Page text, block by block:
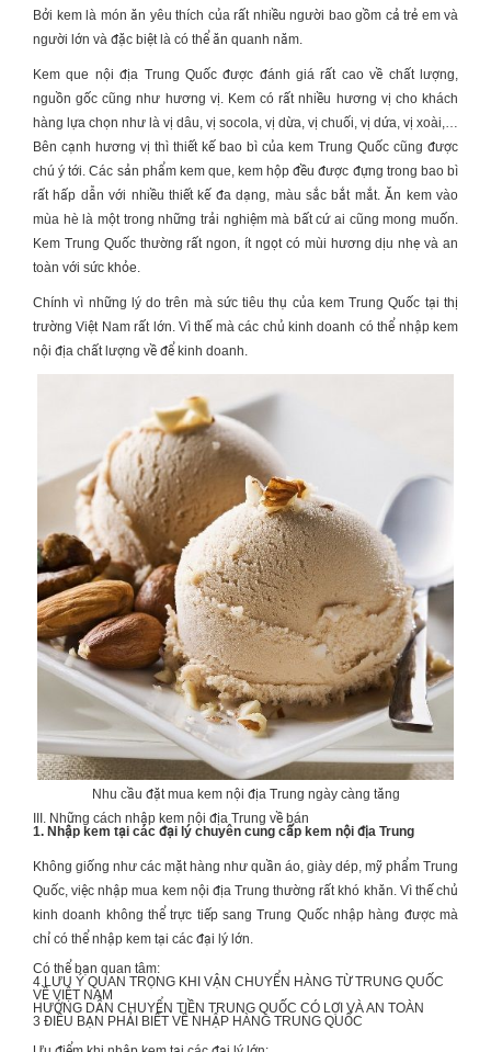
Bởi kem là món ăn yêu thích của rất nhiều người bao gồm cả trẻ em và
người lớn và đặc biệt là có thể ăn quanh năm.
Kem que nội địa Trung Quốcđược đánh giá rất cao về chất lượng,
nguồn gốc cũng như hương vị. Kem có rất nhiều hương vị cho khách
hàng lựa chọn như là vị dâu, vị socola, vị dừa, vị chuối, vị dứa, vị xoài,…
Bên cạnh hương vị thì thiết kế bao bì của kem Trung Quốc cũng được
chú ý tới. Các sản phẩm kem que, kem hộp đều được đựng trong bao bì
rất hấp dẫn với nhiều thiết kế đa dạng, màu sắc bắt mắt. Ăn kem vào
mùa hè là một trong những trải nghiệm mà bất cứ ai cũng mong muốn.
Kem Trung Quốc thường rất ngon, ít ngọt có mùi hương dịu nhẹ và an
toàn với sức khỏe.
Chính vì những lý do trên mà sức tiêu thụ của kem Trung Quốc tại thị
trường Việt Nam rất lớn. Vì thế mà các chủ kinh doanh có thể nhập kem
nội địa chất lượng về để kinh doanh.
Nhu cầu đặt mua kem nội địa Trung ngày càng tăng
III. Những cách nhập kem nội địa Trung về bán
1. Nhập kem tại các đại lý chuyên cung cấp kem nội địa Trung
Không giống như các mặt hàng như quần áo, giày dép, mỹ phẩm Trung
Quốc, việc nhập mua kem nội địa Trungthường rất khó khăn. Vì thế chủ
kinh doanh không thể trực tiếp sang Trung Quốc nhập hàng được mà
chỉ có thể nhập kem tại các đại lý lớn.
Có thể bạn quan tâm:
4 LƯU Ý QUAN TRỌNG KHI VẬN CHUYỂN HÀNG TỪ TRUNG QUỐC
VỀ VIỆT NAM
HƯỚNG DẪN CHUYỂN TIỀN TRUNG QUỐC CÓ LỢI VÀ AN TOÀN
3 ĐIỀU BẠN PHẢI BIẾT VỀ NHẬP HÀNG TRUNG QUỐC